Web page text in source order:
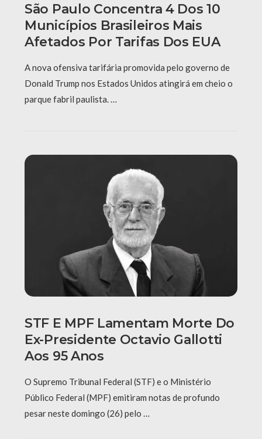
São Paulo Concentra 4 Dos 10
Municípios Brasileiros Mais
Afetados Por Tarifas Dos EUA
A nova ofensiva tarifária promovida pelo governo de
Donald Trump nos Estados Unidos atingirá em cheio o
parque fabril paulista. …
STF E MPF Lamentam Morte Do
Ex-Presidente Octavio Gallotti
Aos 95 Anos
O Supremo Tribunal Federal (STF) e o Ministério
Público Federal (MPF) emitiram notas de profundo
pesar neste domingo (26) pelo …